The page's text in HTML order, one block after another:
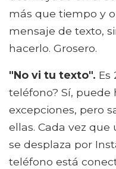
más que tiempo y
mensaje de texto,
hacerlo. Grosero.
"No vi tu texto". Es
teléfono? Sí, puede
excepciones, pero
ellas. Cada vez
se desplaza por
teléfono está